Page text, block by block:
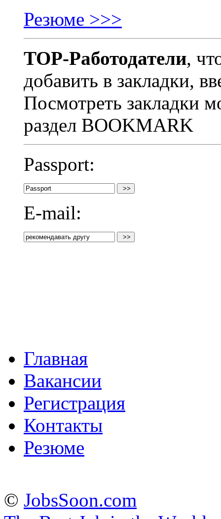
Резюме >>>
TOP-Работодатели,
добавить в закладки,
Посмотреть закладки
раздел BOOKMARK
Passport:
E-mail:
Главная
Вакансии
Регистрация
Контакты
Резюме
© JobsSoon.com